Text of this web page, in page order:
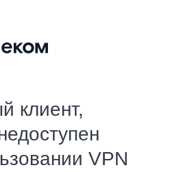
клиент,
VPN